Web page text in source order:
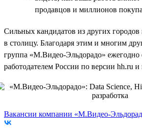
продавцов и миллионов
Сильных кандидатов из других
в столицу. Благодаря этим и многим
группа «М.Видео-Эльдорадо» ежегодно
работодателем России по версии hh.ru
Вакансии компании «М.Видео-